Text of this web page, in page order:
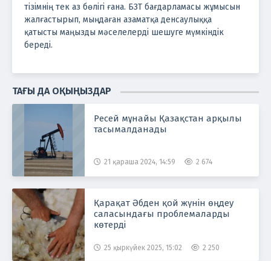
тізімнің тек аз бөлігі ғана. БЗТ бағдарламасы жұмысын
жалғастырып, мыңдаған азаматқа денсаулыққа
қатысты маңызды мәселелерді шешуге мүмкіндік
береді.
ТАҒЫ ДА ОҚЫҢЫЗДАР
Ресей мұнайы Қазақстан арқылы
тасымалданады
21 қараша 2024, 14:59 2 674
Қарақат Әбден қой жүнін өңдеу
саласындағы проблемаларды
көтерді
25 қыркүйек 2025, 15:02 2 250